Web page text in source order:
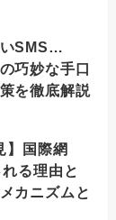
いSMS…
巧妙な手口
を徹底解説
】国際網
る理由と
カニズムと